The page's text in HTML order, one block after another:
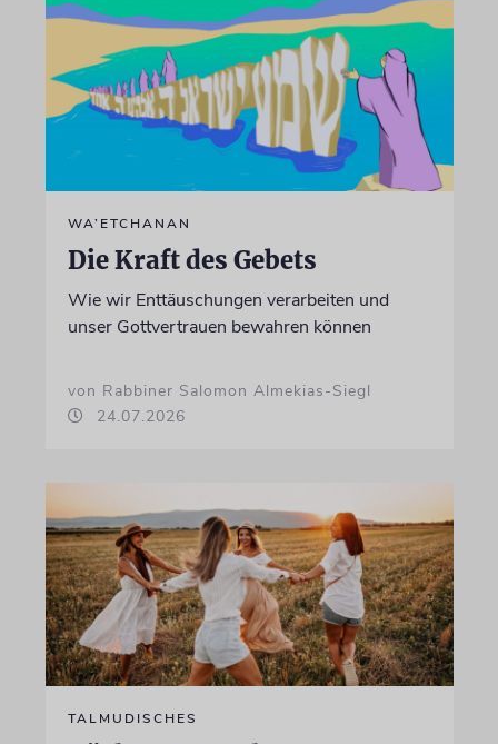
WA’ETCHANAN
Die Kraft des Gebets
Wie wir Enttäuschungen verarbeiten und
unser Gottvertrauen bewahren können
von Rabbiner Salomon Almekias-Siegl
24.07.2026
TALMUDISCHES